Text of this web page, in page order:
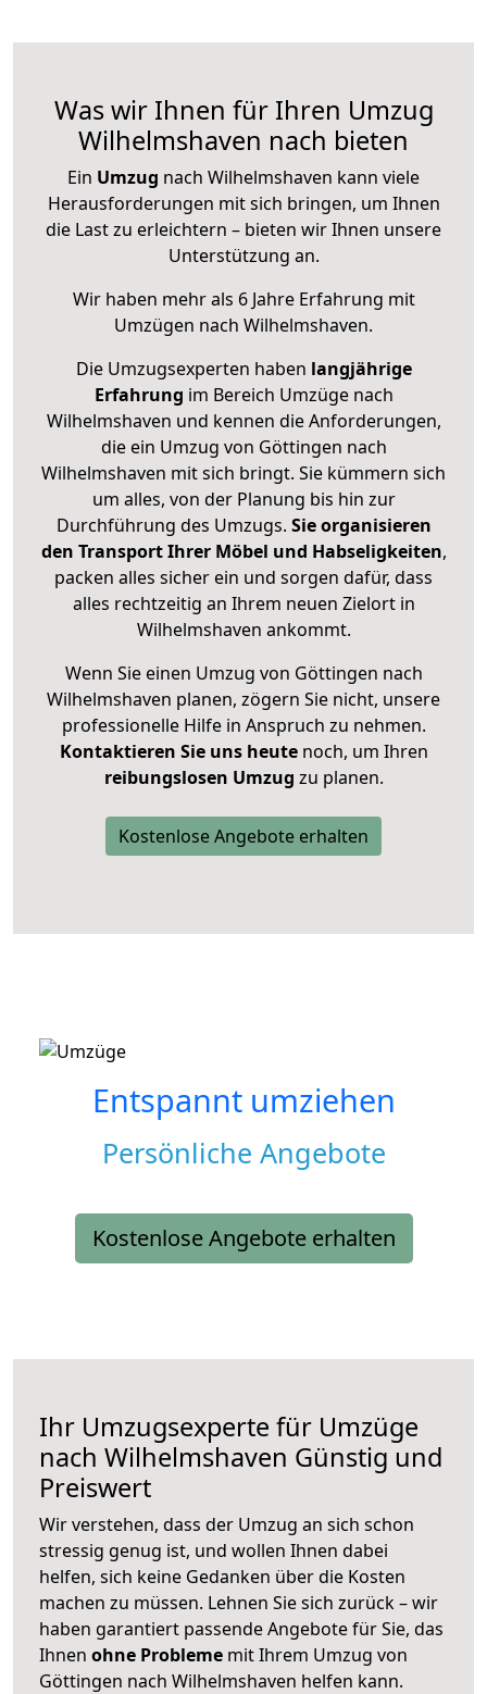
Was wir Ihnen für Ihren Umzug
Wilhelmshaven nach bieten
Ein Umzug nach Wilhelmshaven kann viele
Herausforderungen mit sich bringen, um Ihnen
die Last zu erleichtern – bieten wir Ihnen unsere
Unterstützung an.
Wir haben mehr als 6 Jahre Erfahrung mit
Umzügen nach Wilhelmshaven.
Die Umzugsexperten haben langjährige
Erfahrung im Bereich Umzüge nach
Wilhelmshaven und kennen die Anforderungen,
die ein Umzug von Göttingen nach
Wilhelmshaven mit sich bringt. Sie kümmern sich
um alles, von der Planung bis hin zur
Durchführung des Umzugs. Sie organisieren
den Transport Ihrer Möbel und Habseligkeiten,
packen alles sicher ein und sorgen dafür, dass
alles rechtzeitig an Ihrem neuen Zielort in
Wilhelmshaven ankommt.
Wenn Sie einen Umzug von Göttingen nach
Wilhelmshaven planen, zögern Sie nicht, unsere
professionelle Hilfe in Anspruch zu nehmen.
Kontaktieren Sie uns heutenoch, um Ihren
reibungslosen Umzug zu planen.
Kostenlose Angebote erhalten
Entspannt umziehen
Persönliche Angebote
Kostenlose Angebote erhalten
Ihr Umzugsexperte für Umzüge
nach Wilhelmshaven Günstig und
Preiswert
Wir verstehen, dass der Umzug an sich schon
stressig genug ist, und wollen Ihnen dabei
helfen, sich keine Gedanken über die Kosten
machen zu müssen. Lehnen Sie sich zurück – wir
haben garantiert passende Angebote für Sie, das
Ihnen ohne Probleme mit Ihrem Umzug von
Göttingen nach Wilhelmshaven helfen kann.